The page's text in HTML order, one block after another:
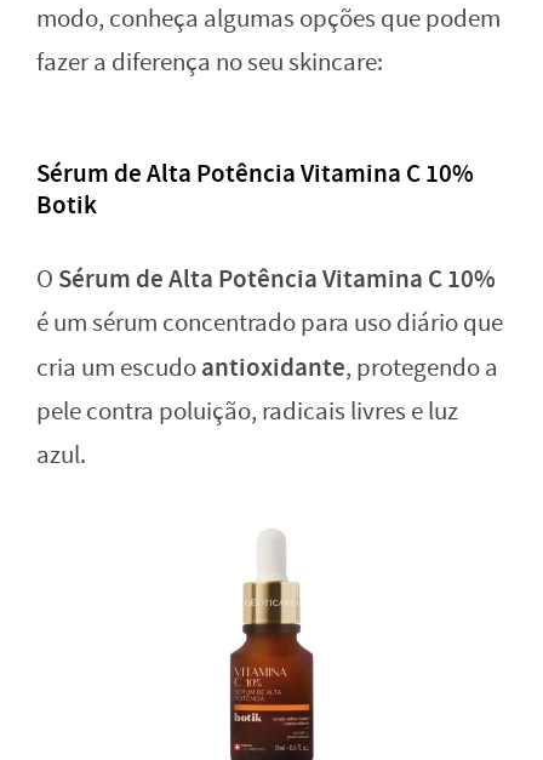
modo, conheça algumas opções que podem
fazer a diferença no seu skincare:
Sérum de Alta Potência Vitamina C 10%
Botik
O Sérum de Alta Potência Vitamina C 10%
é um sérum concentrado para uso diário que
cria um escudoantioxidante, protegendo a
pele contra poluição, radicais livres e luz
azul.